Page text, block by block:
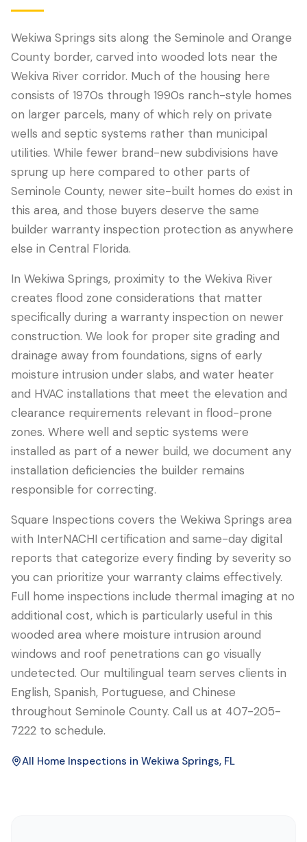
English Português Español
407-205-7228
Wekiwa Springs sits along the Seminole and Orange
County border, carved into wooded lots near the
Wekiva River corridor. Much of the housing here
consists of 1970s through 1990s ranch-style homes
on larger parcels, many of which rely on private
wells and septic systems rather than municipal
utilities. While fewer brand-new subdivisions have
sprung up here compared to other parts of
Seminole County, newer site-built homes do exist in
this area, and those buyers deserve the same
builder warranty inspection protection as anywhere
else in Central Florida.
In Wekiwa Springs, proximity to the Wekiva River
creates flood zone considerations that matter
specifically during a warranty inspection on newer
construction. We look for proper site grading and
drainage away from foundations, signs of early
moisture intrusion under slabs, and water heater
and HVAC installations that meet the elevation and
clearance requirements relevant in flood-prone
zones. Where well and septic systems were
installed as part of a newer build, we document any
installation deficiencies the builder remains
responsible for correcting.
Square Inspections covers the Wekiwa Springs area
with InterNACHI certification and same-day digital
reports that categorize every finding by severity so
you can prioritize your warranty claims effectively.
Full home inspections include thermal imaging at no
additional cost, which is particularly useful in this
wooded area where moisture intrusion around
windows and roof penetrations can go visually
undetected. Our multilingual team serves clients in
English, Spanish, Portuguese, and Chinese
throughout Seminole County. Call us at 407-205-
7222 to schedule.
All Home Inspections in Wekiwa Springs, FL